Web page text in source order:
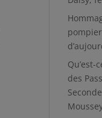
Qu’est-
des